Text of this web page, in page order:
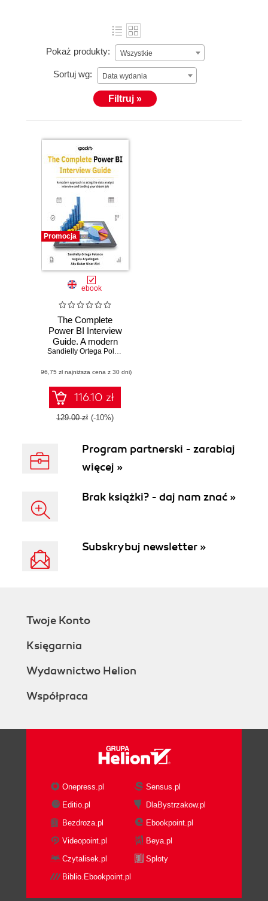
Pokaż produkty: Wszystkie
Sortuj wg: Data wydania
Filtruj »
Promocja
ebook
The Complete
Power BI Interview
Guide. A modern
approach to acing
interview and
landing your dream
job
Sandielly Ortega Polanco
(96,75 zł najniższa cena z 30 dni)
116.10 zł
129.00 zł (-10%)
Program partnerski - zarabiaj
więcej »
Brak książki? - daj nam znać »
Subskrybuj newsletter »
Twoje Konto
Księgarnia
Wydawnictwo Helion
Współpraca
Onepress.pl
Sensus.pl
Editio.pl
DlaBystrzakow.pl
Bezdroza.pl
Ebookpoint.pl
Videopoint.pl
Beya.pl
Czytalisek.pl
Sploty
Biblio.Ebookpoint.pl